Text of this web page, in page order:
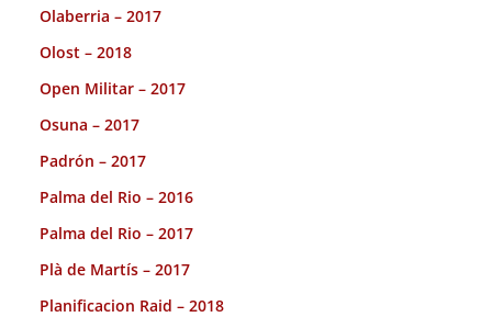
Olaberria – 2017
Olost – 2018
Open Militar – 2017
Osuna – 2017
Padrón – 2017
Palma del Rio – 2016
Palma del Rio – 2017
Plà de Martís – 2017
Planificacion Raid – 2018